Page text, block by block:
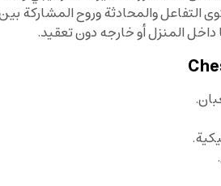
التفاعل والمحادثة وروح المشاركة
المنزل أو خارجه دون تعقيد.